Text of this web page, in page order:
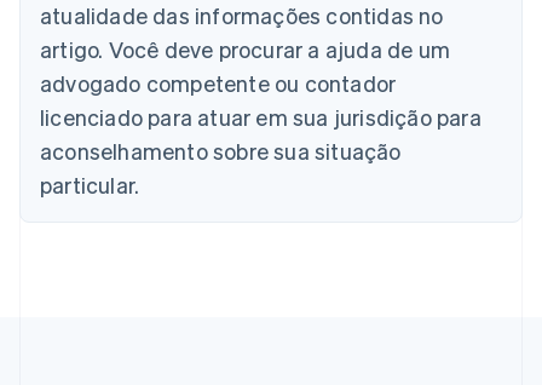
atualidade das informações contidas no
artigo. Você deve procurar a ajuda de um
advogado competente ou contador
licenciado para atuar em sua jurisdição para
aconselhamento sobre sua situação
particular.
Canadá
EnglishFrançais
China continental
简体中文
Chipre
English
Croácia
EnglishItaliano
Dinamarca